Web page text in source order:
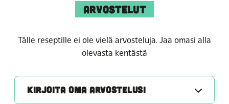
ARVOSTELUT
Tälle reseptille ei ole vielä arvosteluja. Jaa omasi alla
olevasta kentästä
KIRJOITA OMA ARVOSTELUSI